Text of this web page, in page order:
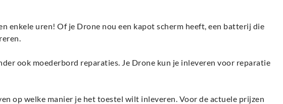
enkele uren! Of je Drone nou een kapot scherm heeft, een batterij die
ook moederbord reparaties. Je Drone kun je inleveren voor reparatie
op welke manier je het toestel wilt inleveren. Voor de actuele prijzen